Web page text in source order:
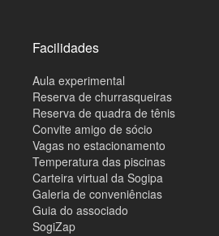
Facilidades
Aula experimental
Reserva de churrasqueiras
Reserva de quadra de tênis
Convite amigo de sócio
Vagas no estacionamento
Temperatura das piscinas
Carteira virtual da Sogipa
Galeria de conveniências
Guia do associado
SogiZap